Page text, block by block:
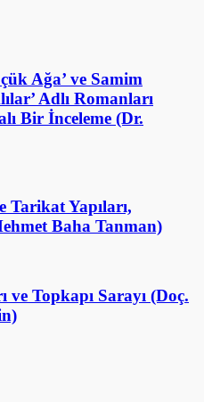
Ağa’ ve Samim
Adlı Romanları
Bir İnceleme (Dr.
Tarikat Yapıları,
Baha Tanman)
ve Topkapı Sarayı (Doç.